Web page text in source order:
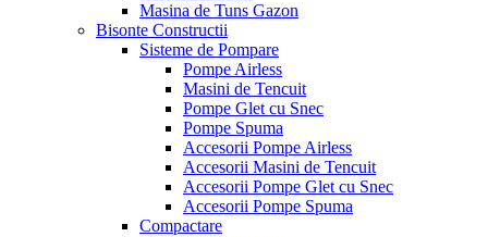
Masina de Tuns Gazon
Bisonte Constructii
Sisteme de Pompare
Pompe Airless
Masini de Tencuit
Pompe Glet cu Snec
Pompe Spuma
Accesorii Pompe Airless
Accesorii Masini de Tencuit
Accesorii Pompe Glet cu Snec
Accesorii Pompe Spuma
Compactare